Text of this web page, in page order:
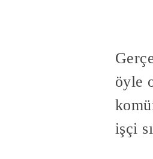
öyle
işçi